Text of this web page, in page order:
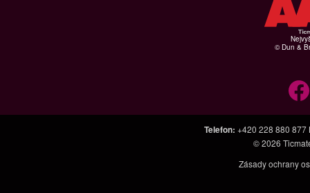
© Dun &
Telefon: +420 228 880 877
© 2026
Zásady ochrany